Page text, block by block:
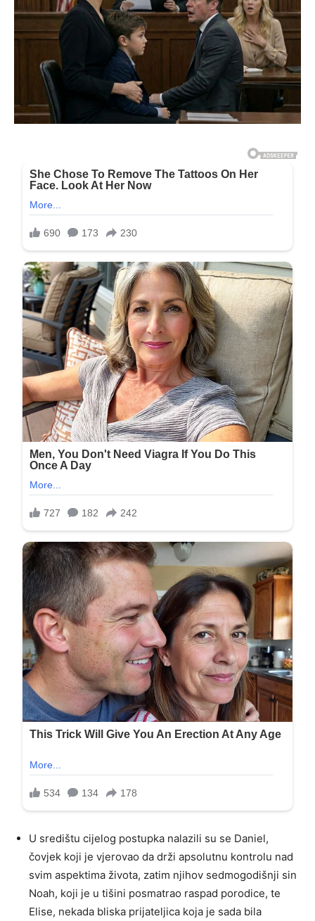
U središtu cijelog postupka nalazili su se Daniel,
čovjek koji je vjerovao da drži apsolutnu kontrolu nad
svim aspektima života, zatim njihov sedmogodišnji sin
Noah, koji je u tišini posmatrao raspad porodice, te
Elise, nekada bliska prijateljica koja je sada bila